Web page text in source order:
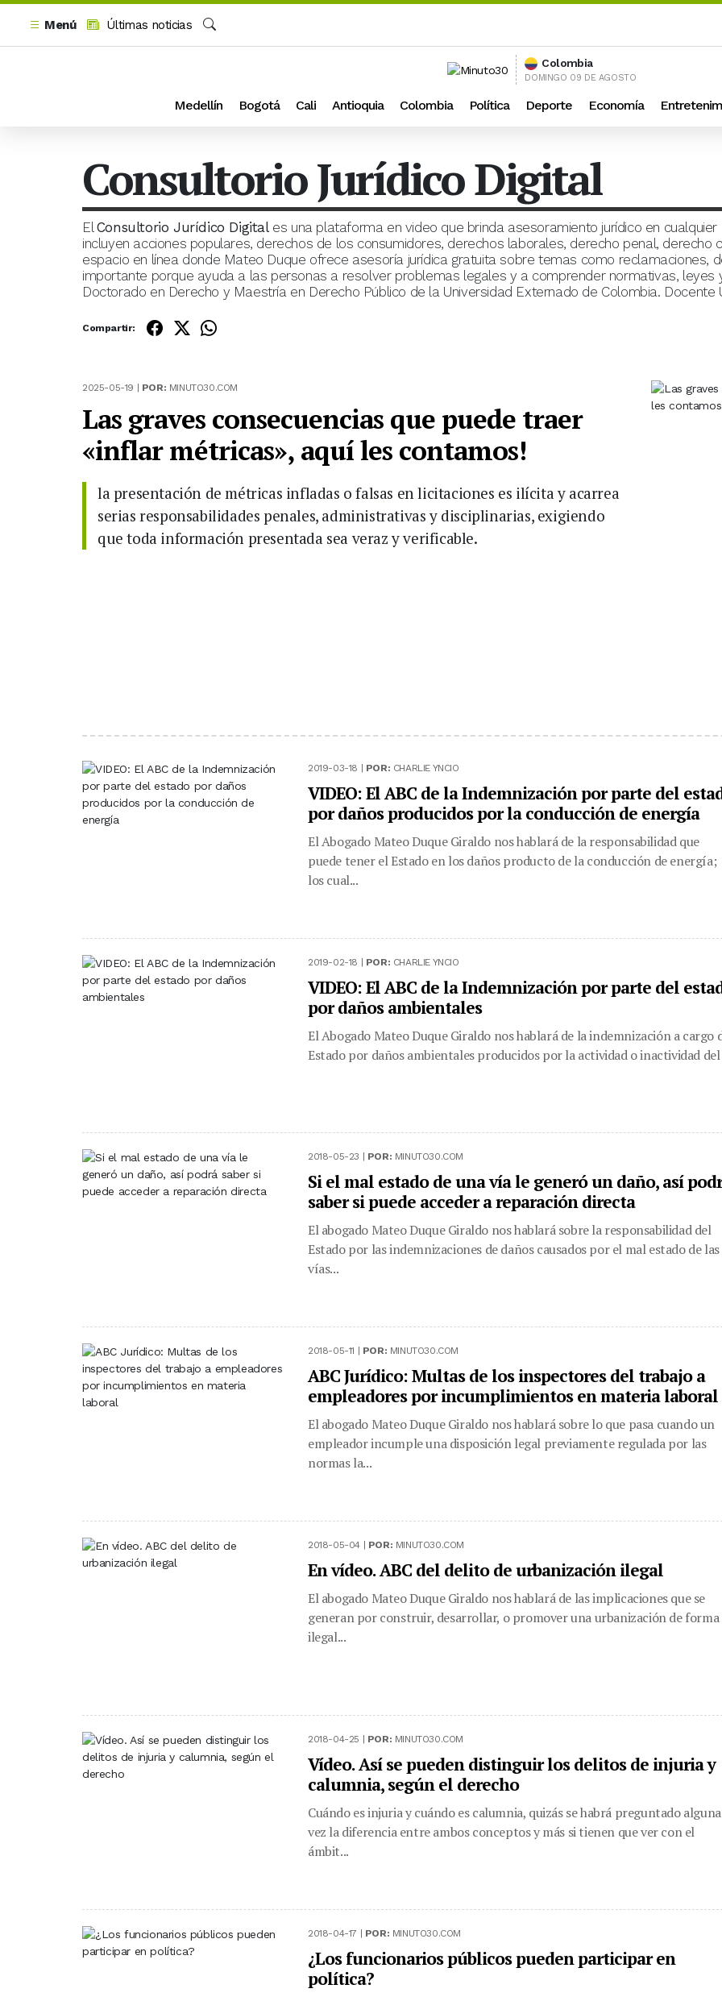
Menú
Últimas noticias
Buscar
Colombia
DOMINGO 09 DE AGOSTO
Medellín Bogotá Cali Antioquia Colombia Política Deporte Economía
Consultorio Jurídico Digital
ElConsultorio Jurídico Digitales una plataforma en video que brinda asesoramiento jurídico en
incluyen acciones populares, derechos de los consumidores, derechos laborales, derecho penal, derecho
espacio en línea donde Mateo Duque ofrece asesoría jurídica gratuita sobre temas como reclamaciones,
importante porque ayuda a las personas a resolver problemas legales y a comprender normativas,
Doctorado en Derecho y Maestría en Derecho Público de la Universidad Externado de Colombia. Docente
Compartir:
2025-05-19 | POR: MINUTO30.COM
Las graves consecuencias que puede traer
«inflar métricas», aquí les contamos!
la presentación de métricas infladas o falsas en licitaciones es ilícita y acarrea
serias responsabilidades penales, administrativas y disciplinarias, exigiendo
que toda información presentada sea veraz y verificable.
2019-03-18 | POR: CHARLIE YNCIO
VIDEO: El ABC de la Indemnización por parte del
por daños producidos por la conducción de energía
El Abogado Mateo Duque Giraldo nos hablará de la responsabilidad que
puede tener el Estado en los daños producto de la conducción de energía;
los cual...
2019-02-18 | POR: CHARLIE YNCIO
VIDEO: El ABC de la Indemnización por parte del
por daños ambientales
El Abogado Mateo Duque Giraldo nos hablará de la indemnización a cargo
Estado por daños ambientales producidos por la actividad o inactividad del
2018-05-23 | POR: MINUTO30.COM
Si el mal estado de una vía le generó un daño, así
saber si puede acceder a reparación directa
El abogado Mateo Duque Giraldo nos hablará sobre la responsabilidad del
Estado por las indemnizaciones de daños causados por el mal estado de las
vías...
2018-05-11 | POR: MINUTO30.COM
ABC Jurídico: Multas de los inspectores del trabajo a
empleadores por incumplimientos en materia laboral
El abogado Mateo Duque Giraldo nos hablará sobre lo que pasa cuando un
empleador incumple una disposición legal previamente regulada por las
normas la...
2018-05-04 | POR: MINUTO30.COM
En vídeo. ABC del delito de urbanización ilegal
El abogado Mateo Duque Giraldo nos hablará de las implicaciones que se
generan por construir, desarrollar, o promover una urbanización de forma
ilegal...
2018-04-25 | POR: MINUTO30.COM
Vídeo. Así se pueden distinguir los delitos de injuria y
calumnia, según el derecho
Cuándo es injuria y cuándo es calumnia, quizás se habrá preguntado alguna
vez la diferencia entre ambos conceptos y más si tienen que ver con el
ámbit...
2018-04-17 | POR: MINUTO30.COM
¿Los funcionarios públicos pueden participar en
política?